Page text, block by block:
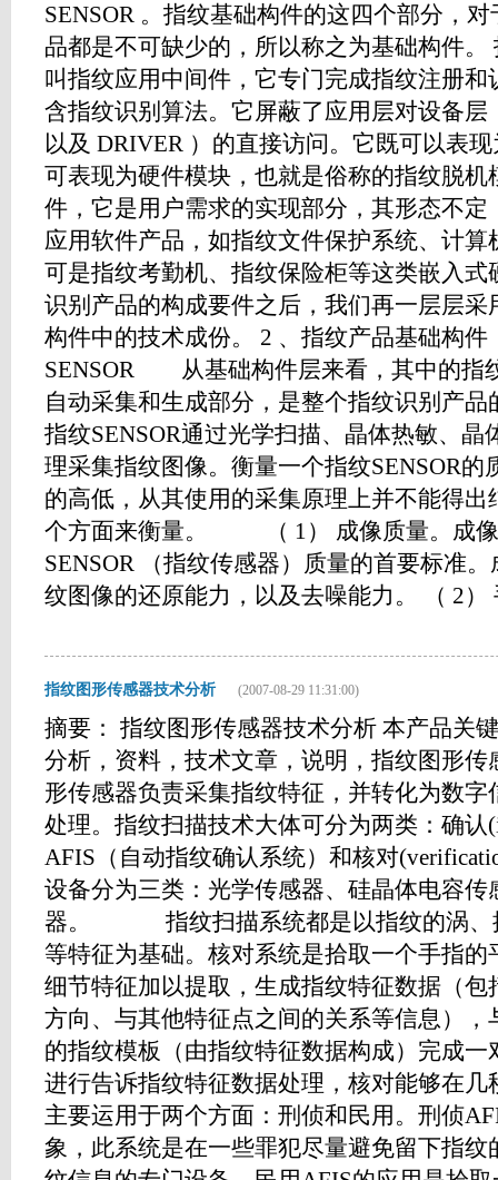
SENSOR 。指纹基础构件的这四个部分，
品都是不可缺少的，所以称之为基础构件
叫指纹应用中间件，它专门完成指纹注册
含指纹识别算法。它屏蔽了应用层对设备层
以及 DRIVER ）的直接访问。它既可以表
可表现为硬件模块，也就是俗称的指纹脱机
件，它是用户需求的实现部分，其形态不
应用软件产品，如指纹文件保护系统、计
可是指纹考勤机、指纹保险柜等这类嵌入
识别产品的构成要件之后，我们再一层层
构件中的技术成份。 2 、指纹产品基础构
SENSOR 从基础构件层来看，其中的指
自动采集和生成部分，是整个指纹识别产
指纹SENSOR通过光学扫描、晶体热敏、
理采集指纹图像。衡量一个指纹SENSOR
的高低，从其使用的采集原理上并不能得
个方面来衡量。 （ 1） 成像质量。成像
SENSOR （指纹传感器）质量的首要标准
纹图像的还原能力，以及去噪能力。 （ 2）
指纹图形传感器技术分析 (2007-08-29 11:31:00)
摘要： 指纹图形传感器技术分析 本产品关
分析，资料，技术文章，说明，指纹图形
形传感器负责采集指纹特征，并转化为数字
处理。指纹扫描技术大体可分为两类：确认
AFIS（自动指纹确认系统）和核对
设备分为三类：光学传感器、硅晶体电容
器。 指纹扫描系统都是以指纹的涡、
等特征为基础。核对系统是拾取一个手指
细节特征加以提取，生成指纹特征数据（
方向、与其他特征点之间的关系等信息）
的指纹模板（由指纹特征数据构成）完成
进行告诉指纹特征数据处理，核对能够在
主要运用于两个方面：刑侦和民用。刑侦
象，此系统是在一些罪犯尽量避免留下指